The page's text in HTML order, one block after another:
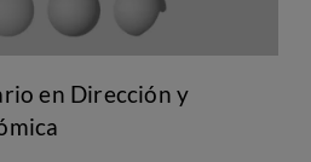
en Dirección y